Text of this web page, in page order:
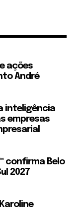
ações
André
inteligência
empresas
confirma Belo
2027